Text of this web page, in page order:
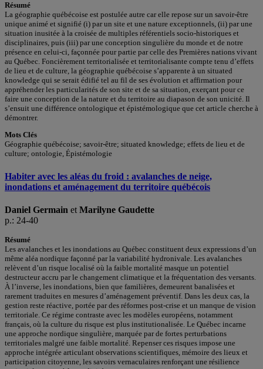
Résumé
La géographie québécoise est postulée autre car elle repose sur un savoir-être
unique animé et signifié (i) par un site et une nature exceptionnels, (ii) par une
situation inusitée à la croisée de multiples référentiels socio-historiques et
disciplinaires, puis (iii) par une conception singulière du monde et de notre
présence en celui-ci, façonnée pour partie par celle des Premières nations vivant
au Québec. Foncièrement territorialisée et territorialisante compte tenu d’effets
de lieu et de culture, la géographie québécoise s’apparente à un situated
knowledge qui se serait édifié tel au fil de ses évolution et affirmation pour
appréhender les particularités de son site et de sa situation, exerçant pour ce
faire une conception de la nature et du territoire au diapason de son unicité. Il
s’ensuit une différence ontologique et épistémologique que cet article cherche à
démontrer.
Mots Clés
Géographie québécoise; savoir-être; situated knowledge; effets de lieu et de
culture; ontologie, Épistémologie
Habiter avec les aléas du froid : avalanches de neige,
inondations et aménagement du territoire québécois
Daniel Germain et Marilyne Gaudette
p.: 24-40
Résumé
Les avalanches et les inondations au Québec constituent deux expressions d’un
même aléa nordique façonné par la variabilité hydronivale. Les avalanches
relèvent d’un risque localisé où la faible mortalité masque un potentiel
destructeur accru par le changement climatique et la fréquentation des versants.
À l’inverse, les inondations, bien que familières, demeurent banalisées et
rarement traduites en mesures d’aménagement préventif. Dans les deux cas, la
gestion reste réactive, portée par des réformes post-crise et un manque de vision
territoriale. Ce régime contraste avec les modèles européens, notamment
français, où la culture du risque est plus institutionalisée. Le Québec incarne
une approche nordique singulière, marquée par de fortes perturbations
territoriales malgré une faible mortalité. Repenser ces risques impose une
approche intégrée articulant observations scientifiques, mémoire des lieux et
participation citoyenne, les savoirs vernaculaires renforçant une résilience